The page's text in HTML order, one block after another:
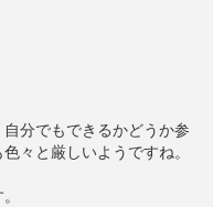
分でもできるかどうか参
々と厳しいようですね。